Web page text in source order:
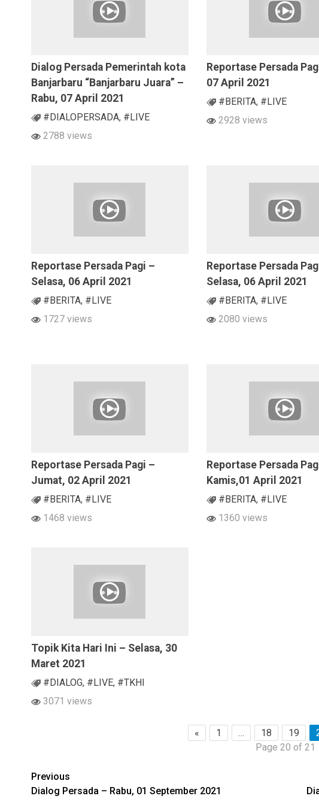
Dialog Persada Pemerintah kota
Banjarbaru “Banjarbaru Juara” –
Rabu, 07 April 2021
#DIALOPERSADA, #LIVE
2788 views
Reportase Persada
07 April 2021
#BERITA, #LIVE
2928 views
Reportase Persada Pagi –
Selasa, 06 April 2021
#BERITA, #LIVE
1727 views
Reportase Persada
Selasa, 06 April 2021
#BERITA, #LIVE
2080 views
Reportase Persada Pagi –
Jumat, 02 April 2021
#BERITA, #LIVE
1468 views
Reportase Persada
Kamis,01 April 2021
#BERITA, #LIVE
1360 views
Topik Kita Hari Ini – Selasa, 30
Maret 2021
#DIALOG, #LIVE, #TKHI
3071 views
« 1 … 18 19
Page 20 of 21
Continue
Reading
Previous
Dialog Persada – Rabu, 01 September 2021